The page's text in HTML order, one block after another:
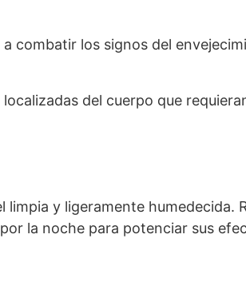
combatir los signos del
del cuerpo que
y ligeramente humedecida.
la noche para potenciar sus